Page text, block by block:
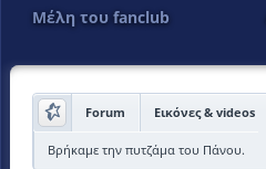
Μέλη του fanclub
Forum Εικόνες & videos
Βρήκαμε την πυτζάμα του Πάνου.